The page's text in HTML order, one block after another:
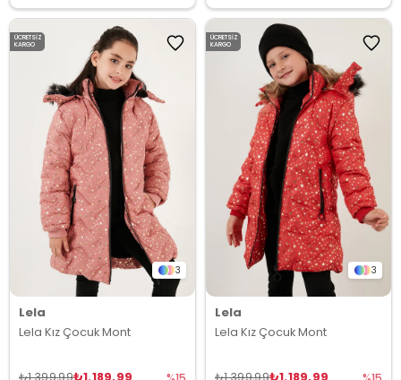
3
Lela
Lela Kız Çocuk Mont
₺1.399,99
ÜCRETSIZ
KARGO
3
Lela
Lela Kız Çocuk Mont
₺1.399,99
ÜCRETSIZ
KARGO